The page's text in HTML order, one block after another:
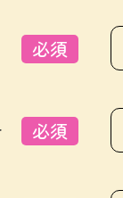
必須
必須